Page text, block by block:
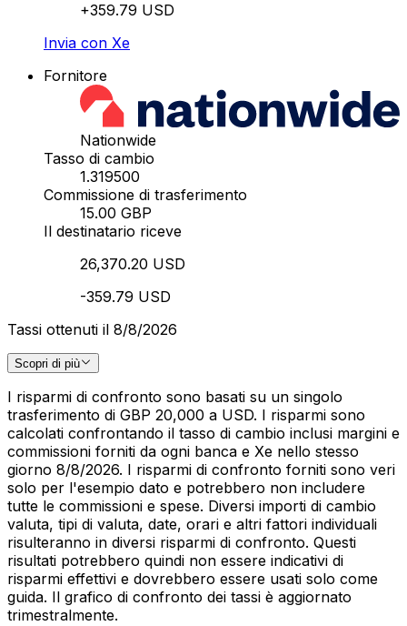
+359.79 USD
Invia con Xe
Fornitore
Nationwide
Tasso di cambio
1.319500
Commissione di trasferimento
15.00 GBP
Il destinatario riceve
26,370.20 USD
-359.79 USD
Tassi ottenuti il 8/8/2026
Scopri di più
I risparmi di confronto sono basati su un singolo
trasferimento di GBP 20,000 a USD. I risparmi sono
calcolati confrontando il tasso di cambio inclusi margini e
commissioni forniti da ogni banca e Xe nello stesso
giorno 8/8/2026. I risparmi di confronto forniti sono veri
solo per l'esempio dato e potrebbero non includere
tutte le commissioni e spese. Diversi importi di cambio
valuta, tipi di valuta, date, orari e altri fattori individuali
risulteranno in diversi risparmi di confronto. Questi
risultati potrebbero quindi non essere indicativi di
risparmi effettivi e dovrebbero essere usati solo come
guida. Il grafico di confronto dei tassi è aggiornato
trimestralmente.